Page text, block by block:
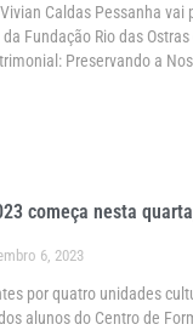
Caldas Pessanha vai
Fundação Rio das
Preservando a
começa nesta
6, 2023
por quatro unidades
alunos do Centro de